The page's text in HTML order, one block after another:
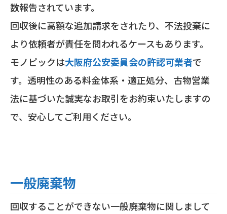
数報告されています。
回収後に高額な追加請求をされたり、不法投棄に
より依頼者が責任を問われるケースもあります。
モノピックは大阪府公安委員会の許認可業者で
す。透明性のある料金体系・適正処分、古物営業
法に基づいた誠実なお取引をお約束いたしますの
で、安心してご利用ください。
一般廃棄物
回収することができない一般廃棄物に関しまして